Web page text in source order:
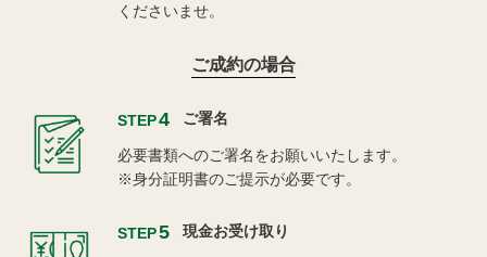
くださいませ。
ご成約の場合
STEP4 ご署名
必要書類へのご署名をお願いいたします。
※身分証明書のご提示が必要です。
STEP5 現金お受け取り